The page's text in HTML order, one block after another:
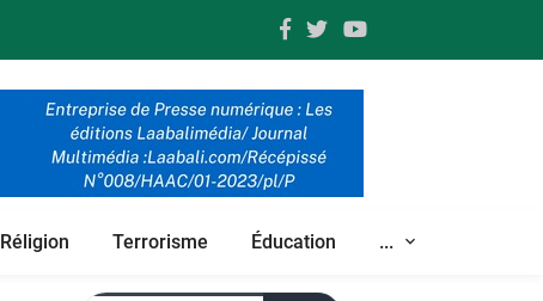
Réligion Terrorisme Éducation ...